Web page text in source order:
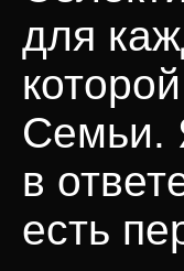
для
Семьи.
в
есть